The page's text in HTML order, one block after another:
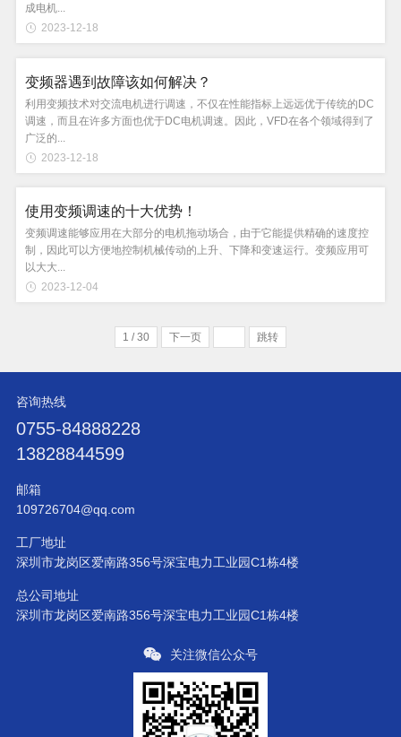
成电机...
2023-12-18
变频器遇到故障该如何解决？
利用变频技术对交流电机进行调速，不仅在性能指标上远远优于传统的DC
调速，而且在许多方面也优于DC电机调速。因此，VFD在各个领域得到了
广泛的...
2023-12-18
使用变频调速的十大优势！
变频调速能够应用在大部分的电机拖动场合，由于它能提供精确的速度控
制，因此可以方便地控制机械传动的上升、下降和变速运行。变频应用可
以大大...
2023-12-04
1 / 30 下一页 跳转
咨询热线
0755-84888228
13828844599
邮箱
109726704@qq.com
工厂地址
深圳市龙岗区爱南路356号深宝电力工业园C1栋4楼
总公司地址
深圳市龙岗区爱南路356号深宝电力工业园C1栋4楼
关注微信公众号